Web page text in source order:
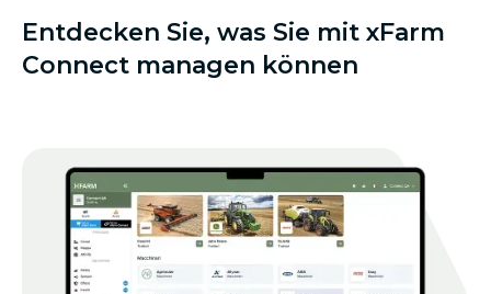
Entdecken Sie, was Sie mit xFarm
Connect managen können